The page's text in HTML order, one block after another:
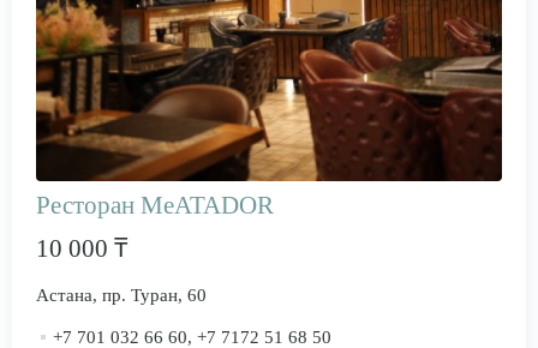
Ресторан MeATADOR
10 000 ₸
Астана, пр. Туран, 60
+7 701 032 66 60, +7 7172 51 68 50